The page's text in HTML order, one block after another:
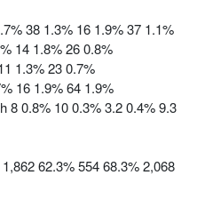
38 1.3% 16 1.9% 37 1.1%
14 1.8% 26 0.8%
1.3% 23 0.7%
16 1.9% 64 1.9%
8 0.8% 10 0.3% 3.2 0.4% 9.3
62.3% 554 68.3% 2,068